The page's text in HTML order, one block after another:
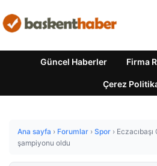
Güncel Haberler Firma
Çerez
Ana sayfa › Forumlar › Spor › Eczacıbaşı
şampiyonu oldu